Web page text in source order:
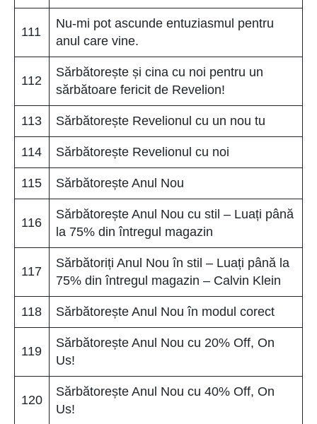
111
Nu-mi pot ascunde entuziasmul pentru
anul care vine.
112
Sărbătorește și cina cu noi pentru un
sărbătoare fericit de Revelion!
113 Sărbătorește Revelionul cu un nou tu
114 Sărbătorește Revelionul cu noi
115 Sărbătorește Anul Nou
116
Sărbătorește Anul Nou cu stil – Luați până
la 75% din întregul magazin
117
Sărbătoriți Anul Nou în stil – Luați până la
75% din întregul magazin – Calvin Klein
118 Sărbătorește Anul Nou în modul corect
119
Sărbătorește Anul Nou cu 20% Off, On
Us!
120
Sărbătorește Anul Nou cu 40% Off, On
Us!